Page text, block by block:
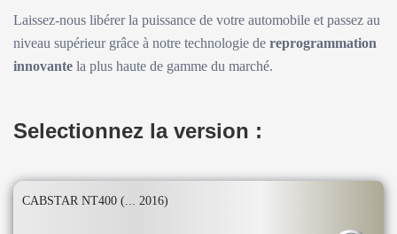
Laissez-nous libérer la puissance de votre automobile et passez au
niveau supérieur grâce à notre technologie de reprogrammation
innovante la plus haute de gamme du marché.
Selectionnez la version :
CABSTAR NT400 (... 2016)